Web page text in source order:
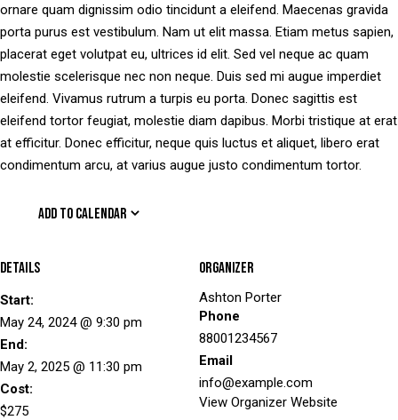
ornare quam dignissim odio tincidunt a eleifend. Maecenas gravida
porta purus est vestibulum. Nam ut elit massa. Etiam metus sapien,
placerat eget volutpat eu, ultrices id elit. Sed vel neque ac quam
molestie scelerisque nec non neque. Duis sed mi augue imperdiet
eleifend. Vivamus rutrum a turpis eu porta. Donec sagittis est
eleifend tortor feugiat, molestie diam dapibus. Morbi tristique at erat
at efficitur. Donec efficitur, neque quis luctus et aliquet, libero erat
condimentum arcu, at varius augue justo condimentum tortor.
ADD TO CALENDAR
Details
Start:
May 24, 2024 @ 9:30 pm
End:
May 2, 2025 @ 11:30 pm
Cost:
$275
Organizer
Ashton Porter
Phone
88001234567
Email
info@example.com
View Organizer Website